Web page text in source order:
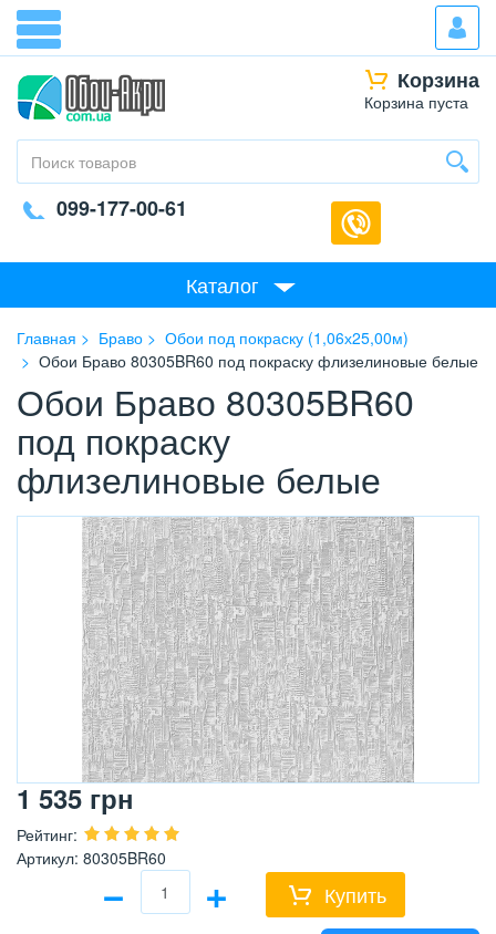
Корзина
Корзина пуста
099-177-00-61
Каталог
Главная Браво
Обои под покраску (1,06х25,00м)
Обои Браво 80305BR60 под покраску флизелиновые белые
Обои Браво 80305BR60
под покраску
флизелиновые белые
1 535 грн
Рейтинг:
Артикул: 80305BR60
− + Купить